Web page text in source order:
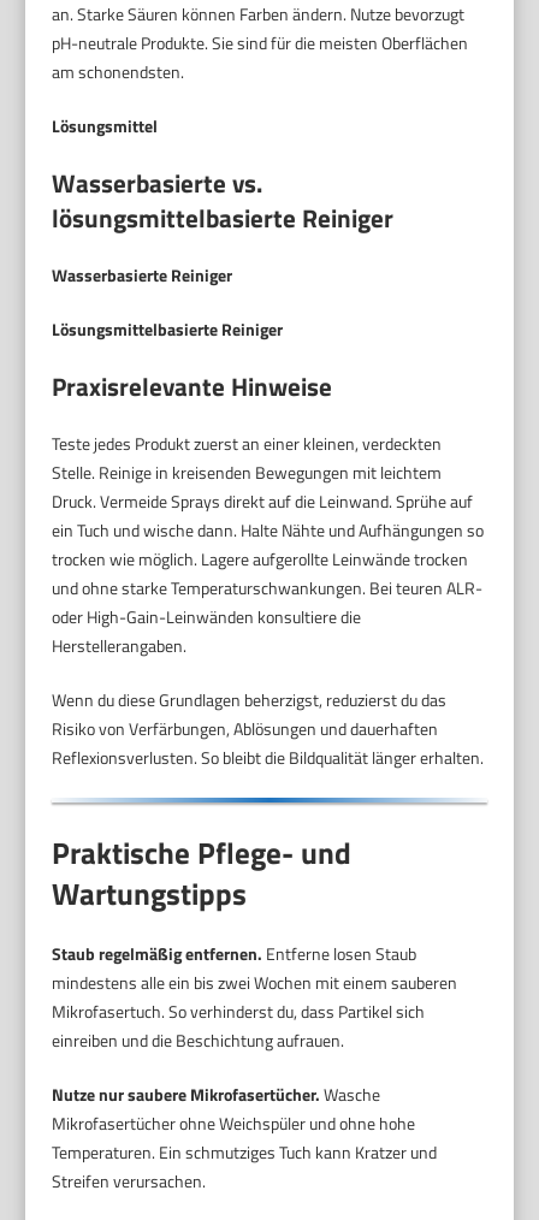
an. Starke Säuren können Farben ändern. Nutze bevorzugt
pH-neutrale Produkte. Sie sind für die meisten Oberflächen
am schonendsten.
Lösungsmittel
Wasserbasierte vs.
lösungsmittelbasierte Reiniger
Wasserbasierte Reiniger
Lösungsmittelbasierte Reiniger
Praxisrelevante Hinweise
Teste jedes Produkt zuerst an einer kleinen, verdeckten
Stelle. Reinige in kreisenden Bewegungen mit leichtem
Druck. Vermeide Sprays direkt auf die Leinwand. Sprühe auf
ein Tuch und wische dann. Halte Nähte und Aufhängungen so
trocken wie möglich. Lagere aufgerollte Leinwände trocken
und ohne starke Temperaturschwankungen. Bei teuren ALR-
oder High-Gain-Leinwänden konsultiere die
Herstellerangaben.
Wenn du diese Grundlagen beherzigst, reduzierst du das
Risiko von Verfärbungen, Ablösungen und dauerhaften
Reflexionsverlusten. So bleibt die Bildqualität länger erhalten.
Praktische Pflege- und
Wartungstipps
Staub regelmäßig entfernen. Entferne losen Staub
mindestens alle ein bis zwei Wochen mit einem sauberen
Mikrofasertuch. So verhinderst du, dass Partikel sich
einreiben und die Beschichtung aufrauen.
Nutze nur saubere Mikrofasertücher.Wasche
Mikrofasertücher ohne Weichspüler und ohne hohe
Temperaturen. Ein schmutziges Tuch kann Kratzer und
Streifen verursachen.